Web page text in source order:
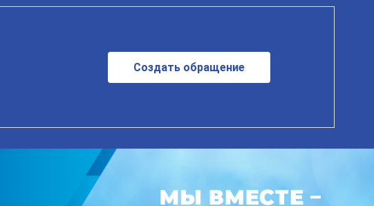
Создать обращение